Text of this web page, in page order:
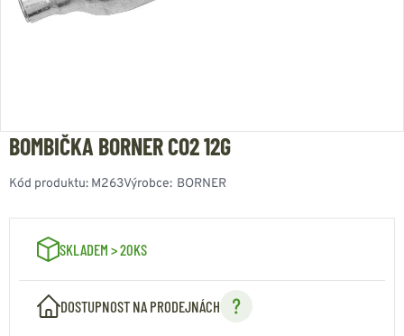
BOMBIČKA BORNER CO2 12G
Kód produktu: M263Výrobce: BORNER
SKLADEM > 20KS
DOSTUPNOST NA PRODEJNÁCH